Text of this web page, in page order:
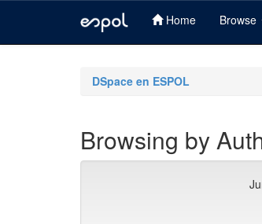
Home Browse
DSpace en ESPOL
Browsing by